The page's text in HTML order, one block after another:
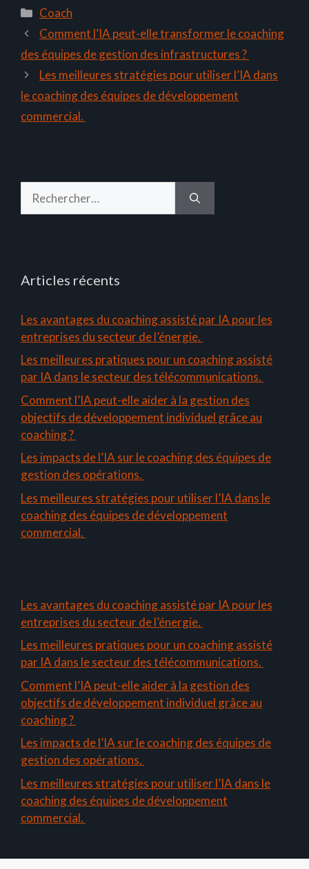
Catégories
Coach
Comment l’IA peut-elle transformer le coaching
des équipes de gestion des infrastructures ?
Les meilleures stratégies pour utiliser l’IA dans
le coaching des équipes de développement
commercial.
Articles récents
Les avantages du coaching assisté par IA pour les
entreprises du secteur de l’énergie.
Les meilleures pratiques pour un coaching assisté
par IA dans le secteur des télécommunications.
Comment l’IA peut-elle aider à la gestion des
objectifs de développement individuel grâce au
coaching ?
Les impacts de l’IA sur le coaching des équipes de
gestion des opérations.
Les meilleures stratégies pour utiliser l’IA dans le
coaching des équipes de développement
commercial.
Les avantages du coaching assisté par IA pour les
entreprises du secteur de l’énergie.
Les meilleures pratiques pour un coaching assisté
par IA dans le secteur des télécommunications.
Comment l’IA peut-elle aider à la gestion des
objectifs de développement individuel grâce au
coaching ?
Les impacts de l’IA sur le coaching des équipes de
gestion des opérations.
Les meilleures stratégies pour utiliser l’IA dans le
coaching des équipes de développement
commercial.